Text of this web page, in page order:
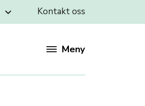
keyboard_arrow_down Kontakt oss
Meny